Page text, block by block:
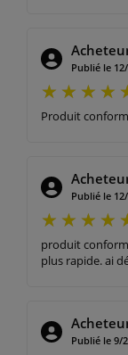
Publié le
Produit
Publié le
produit
plus rapide. ai
Publié le 9/